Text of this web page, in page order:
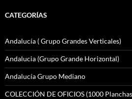
CATEGORÍAS
Andalucía ( Grupo Grandes Verticales)
Andalucia (Grupo Grande Horizontal)
Andalucía Grupo Mediano
COLECCIÓN DE OFICIOS (1000